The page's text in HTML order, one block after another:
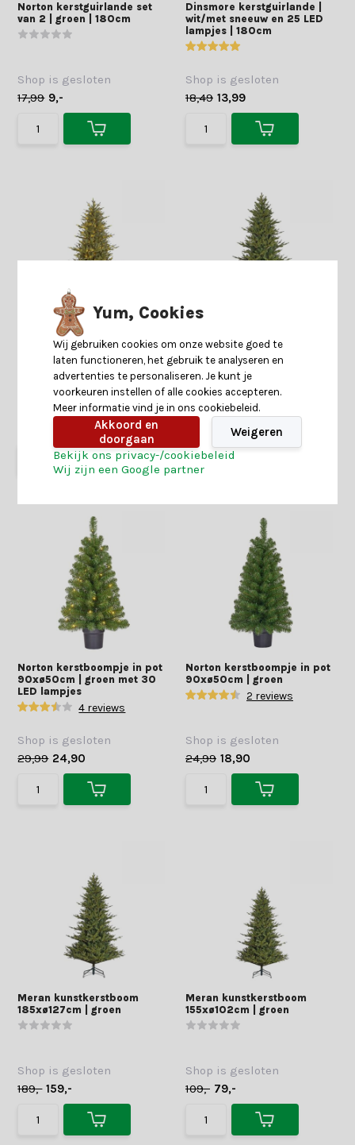
Norton kerstguirlande set
van 2 | groen | 180cm
Shop is gesloten
17,99 9,-
Dinsmore kerstguirlande |
wit/met sneeuw en 25 LED
lampjes | 180cm
Shop is gesloten
18,49 13,99
Meran kunstkerstboom
215xø137cm | groen met 384
LED lampjes
Shop is gesloten
Meran kunstkerstboom
230xø137cm | groen
Shop is gesloten
249,-
Norton kerstboompje in pot
90xø50cm | groen met 30
LED lampjes
4 reviews
Shop is gesloten
29,99 24,90
Norton kerstboompje in pot
90xø50cm | groen
2 reviews
Shop is gesloten
24,99 18,90
Meran kunstkerstboom
185xø127cm | groen
Shop is gesloten
189,- 159,-
Meran kunstkerstboom
155xø102cm | groen
Shop is gesloten
109,- 79,-
Yum, Cookies
Wij gebruiken cookies om onze website goed te
laten functioneren, het gebruik te analyseren en
advertenties te personaliseren. Je kunt je
voorkeuren instellen of alle cookies accepteren.
Meer informatie vind je in ons cookiebeleid.
Akkoord en
doorgaan
Weigeren
Bekijk ons privacy-/cookiebeleid
Wij zijn een Google partner